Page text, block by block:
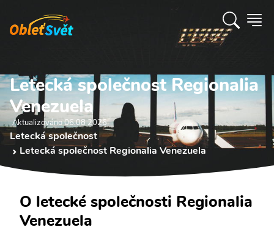
Letecká společnost Regionalia
Venezuela
Aktualizováno 06.08 2026
Letecká společnost
Letecká společnost Regionalia Venezuela
O letecké společnosti Regionalia
Venezuela